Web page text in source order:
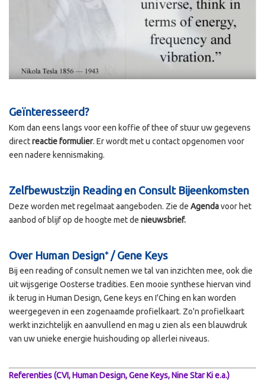
Geïnteresseerd?
Kom dan eens langs voor een koffie of thee of stuur uw gegevens
directreactie formulier. Er wordt met u contact opgenomen voor
een nadere kennismaking.
Zelfbewustzijn Reading en Consult Bijeenkomsten
Deze worden met regelmaat aangeboden. Zie de Agendavoor het
aanbod of blijf op de hoogte met de nieuwsbrief.
Over Human Design⁺ / Gene Keys
Bij een reading of consult nemen we tal van inzichten mee, ook die
uit wijsgerige Oosterse tradities. Een mooie synthese hiervan vind
ik terug in Human Design, Gene keys en I'Ching en kan worden
weergegeven in een zogenaamde profielkaart. Zo'n profielkaart
werkt inzichtelijk en aanvullend en mag u zien als een blauwdruk
van uw unieke energie huishouding op allerlei niveaus.
Referenties (CVI, Human Design, Gene Keys, Nine Star Ki e.a.)